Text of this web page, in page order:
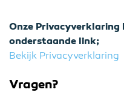
Onze
onderstaande link;
Bekijk Privacyverklaring
Vragen?